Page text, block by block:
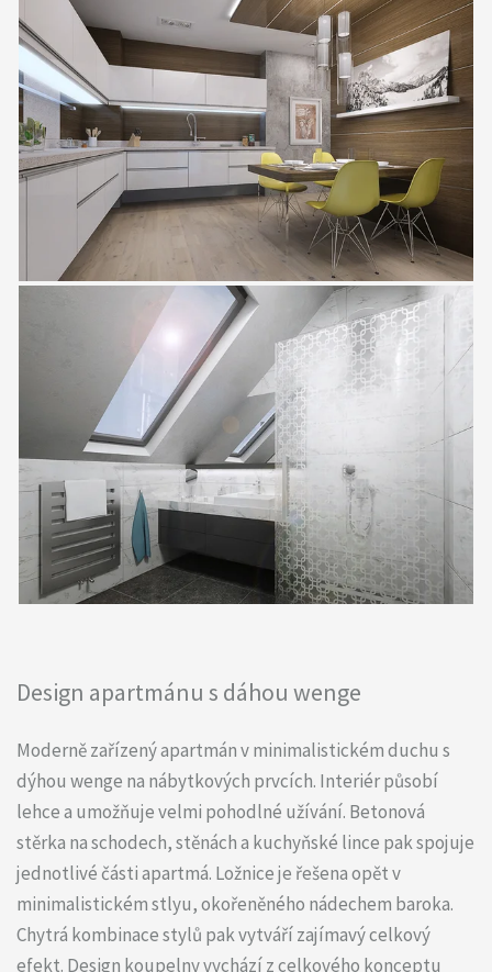
Design apartmánu s dáhou wenge
Moderně zařízený apartmán v minimalistickém duchu s
dýhou wenge na nábytkových prvcích. Interiér působí
lehce a umožňuje velmi pohodlné užívání. Betonová
stěrka na schodech, stěnách a kuchyňské lince pak spojuje
jednotlivé části apartmá. Ložnice je řešena opět v
minimalistickém stlyu, okořeněného nádechem baroka.
Chytrá kombinace stylů pak vytváří zajímavý celkový
efekt. Design koupelny vychází z celkového konceptu